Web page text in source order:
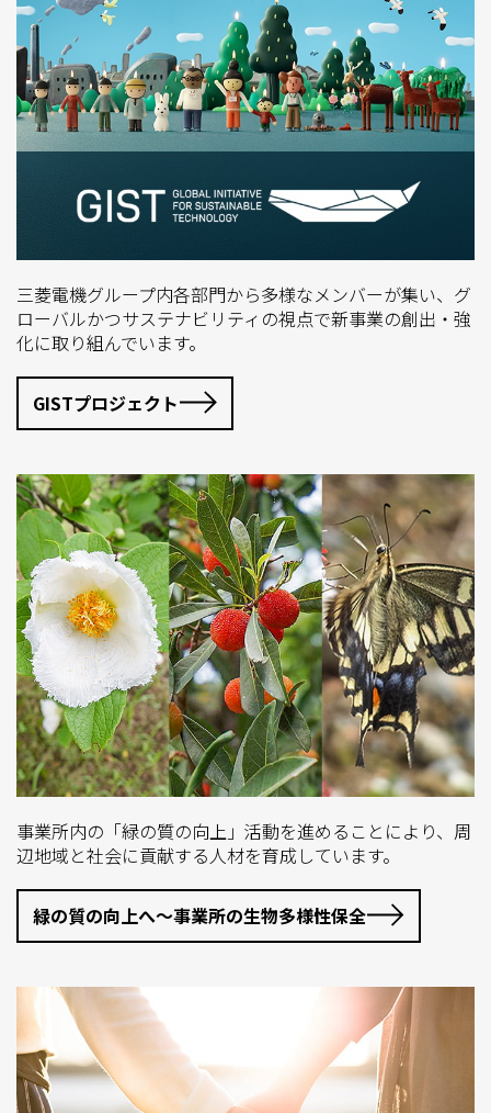
三菱電機グループ内各部門から多様なメンバーが集い、グ
ローバルかつサステナビリティの視点で新事業の創出・強
化に取り組んでいます。
GISTプロジェクト
事業所内の「緑の質の向上」活動を進めることにより、周
辺地域と社会に貢献する人材を育成しています。
緑の質の向上へ～事業所の生物多様性保全